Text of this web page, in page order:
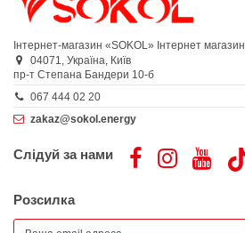
Інтернет-магазин «SOKOL» Інтернет магазин
04071, Україна, Київ
пр-т Степана Бандери 10-б
067 444 02 20
zakaz@sokol.energy
Слідуй за нами
Розсилка